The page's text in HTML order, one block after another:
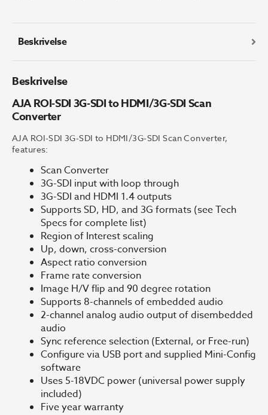
Scan
Beskrivelse
Beskrivelse
AJA ROI-SDI 3G-SDI to HDMI/3G-SDI Scan
Converter
AJA ROI-SDI 3G-SDI to HDMI/3G-SDI Scan Converter,
features:
Scan Converter
3G-SDI input with loop through
3G-SDI and HDMI 1.4 outputs
Supports SD, HD, and 3G formats (see Tech
Specs for complete list)
Region of Interest scaling
Up, down, cross-conversion
Aspect ratio conversion
Frame rate conversion
Image H/V flip and 90 degree rotation
Supports 8-channels of embedded audio
2-channel analog audio output of disembedded
audio
Sync reference selection (External, or Free-run)
Configure via USB port and supplied Mini-Config
software
Uses 5-18VDC power (universal power supply
included)
Five year warranty